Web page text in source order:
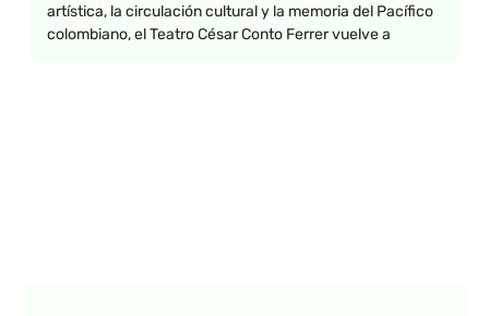
artística, la circulación cultural y la memoria del Pacífico
colombiano, el Teatro César Conto Ferrer vuelve a